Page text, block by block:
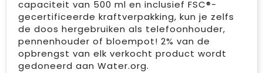
capaciteit van 500 ml en inclusief FSC®-
gecertificeerde kraftverpakking, kun je zelfs
de doos hergebruiken als telefoonhouder,
pennenhouder of bloempot! 2% van de
opbrengst van elk verkocht product wordt
gedoneerd aan Water.org.